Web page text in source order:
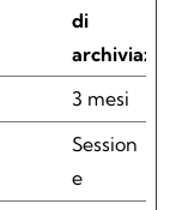
di
3 mesi
Session
e